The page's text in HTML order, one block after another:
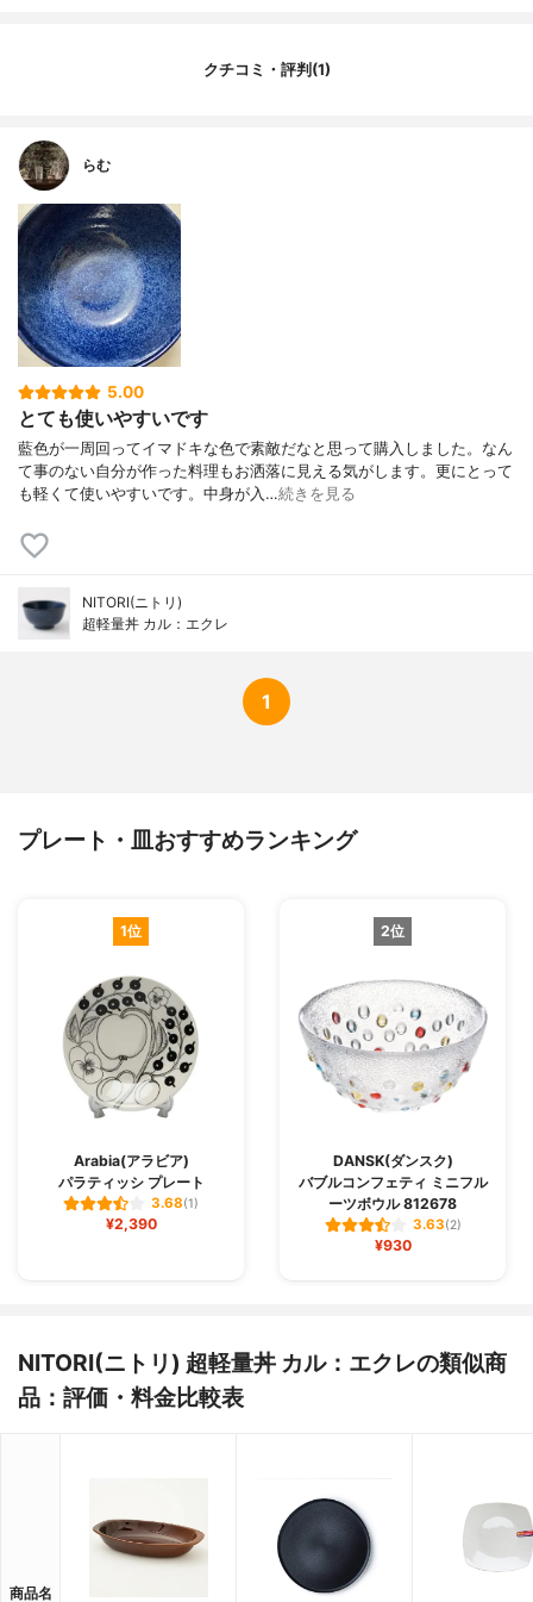
クチコミ・評判(1)
らむ
5.00
とても使いやすいです
藍色が一周回ってイマドキな色で素敵だなと思って購入しました。なん
て事のない自分が作った料理もお洒落に見える気がします。更にとって
も軽くて使いやすいです。中身が入…続きを見る
NITORI(ニトリ)
超軽量丼 カル：エクレ
1
プレート・皿おすすめランキング
1位
Arabia(アラビア)
パラティッシ プレート
3.68(1)
¥2,390
2位
DANSK(ダンスク)
バブルコンフェティ ミニフル
ーツボウル 812678
3.63(2)
¥930
NITORI(ニトリ) 超軽量丼 カル：エクレの類似商
品：評価・料金比較表
商品名